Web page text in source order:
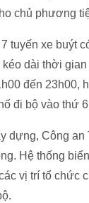
chủ phương
tuyến xe buýt
dài thời
đến 23h00,
đi bộ vào thứ
dựng, Công
Hệ thống
vị trí tổ chức